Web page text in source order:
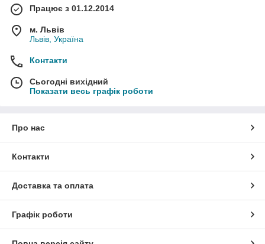
Працює з 01.12.2014
м. Львів
Львів, Україна
Контакти
Сьогодні вихідний
Показати весь графік роботи
Про нас
Контакти
Доставка та оплата
Графік роботи